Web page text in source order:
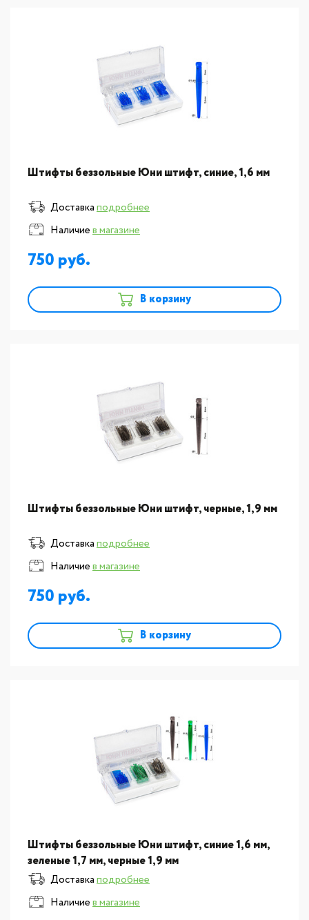
Штифты беззольные Юни штифт, синие, 1,6 мм
Доставкаподробнее
Наличиев магазине
750
В корзину
Штифты беззольные Юни штифт, черные, 1,9 мм
Доставкаподробнее
Наличиев магазине
750
В корзину
Штифты беззольные Юни штифт, синие 1,6 мм,
зеленые 1,7 мм, черные 1,9 мм
Доставкаподробнее
Наличиев магазине